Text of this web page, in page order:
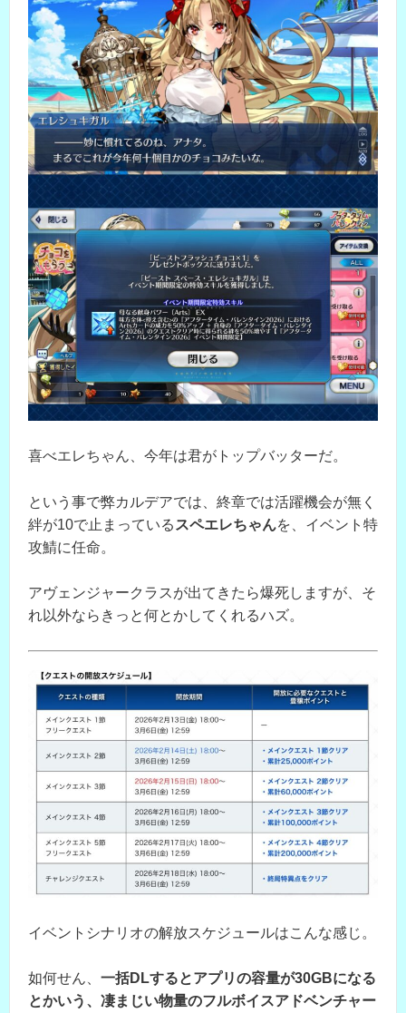
喜べエレちゃん、今年は君がトップバッターだ。
という事で弊カルデアでは、終章では活躍機会が無く
絆が10で止まっている スペエレちゃんを、イベント特
攻鯖に任命。
アヴェンジャークラスが出てきたら爆死しますが、そ
れ以外ならきっと何とかしてくれるハズ。
イベントシナリオの解放スケジュールはこんな感じ。
如何せん、 一括DLするとアプリの容量が30GBになる
とかいう、凄まじい物量のフルボイスアドベンチャー